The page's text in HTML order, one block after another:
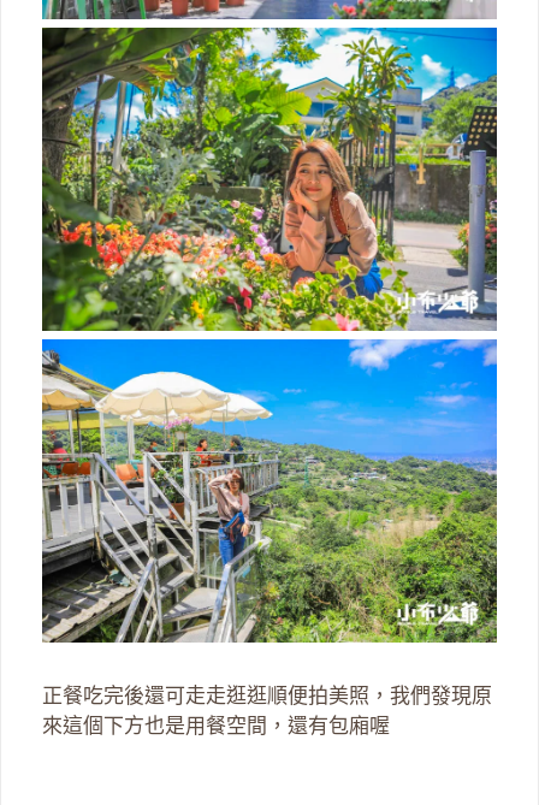
正餐吃完後還可走走逛逛順便拍美照，我們發現原
來這個下方也是用餐空間，還有包廂喔